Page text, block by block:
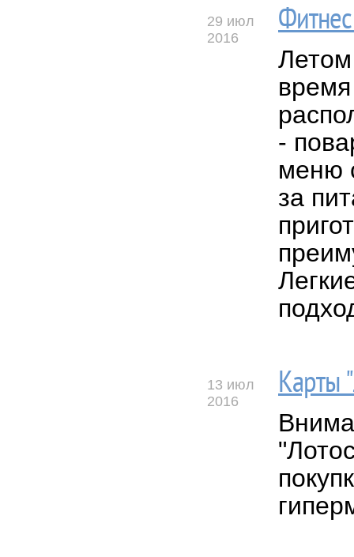
29 июл
2016
Летом
время
-
меню
за
13 июл
2016
Карты